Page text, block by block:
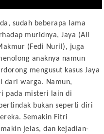
sudah beberapa lama
muridnya, Jaya (Ali
(Fedi Nuril), juga
anaknya namun
mengusut kasus Jaya
dari warga. Namun,
pada misteri lain di
bukan seperti diri
Semakin Fitri
jelas, dan kejadian-